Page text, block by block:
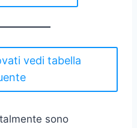
vedi tabella
sono